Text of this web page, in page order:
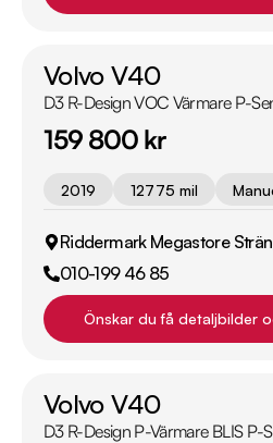
Volvo V40
D3 R-Design VOC Värmare P-
159 800 kr
2019 12775 mil
Riddermark Megastore
010-199 46 85
Önskar du få detaljbilder
Volvo V40
D3 R-Design P-Värmare BLIS P-